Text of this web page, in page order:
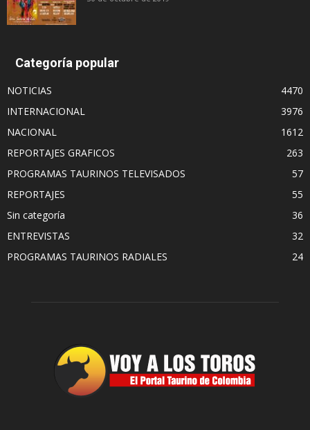
Categoría popular
NOTICIAS
4470
INTERNACIONAL
3976
NACIONAL
1612
REPORTAJES GRAFICOS
263
PROGRAMAS TAURINOS TELEVISADOS
57
REPORTAJES
55
Sin categoría
36
ENTREVISTAS
32
PROGRAMAS TAURINOS RADIALES
24